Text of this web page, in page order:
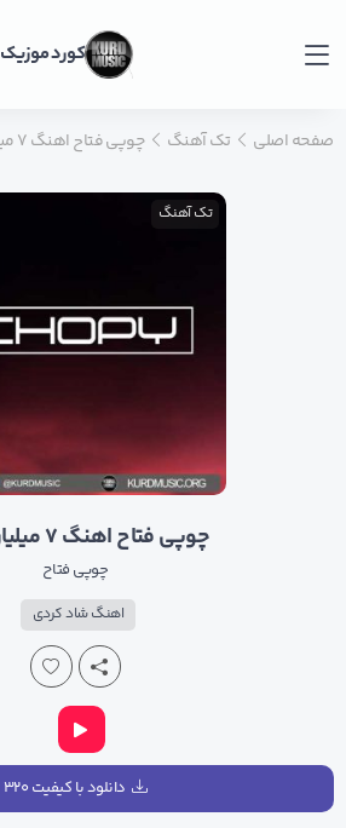
کورد موزیک
صفحه اصلی تک آهنگ چوپی فتاح اهنگ ۷ میلیارد کس
تک آهنگ
چوپی فتاح اهنگ ۷ میلیارد کس
چوپی فتاح
اهنگ شاد کردی
دانلود با کیفیت ۳۲۰